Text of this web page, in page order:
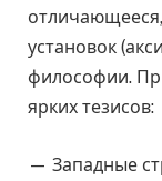
установок
философии.
ярких тезисов:
— Западные